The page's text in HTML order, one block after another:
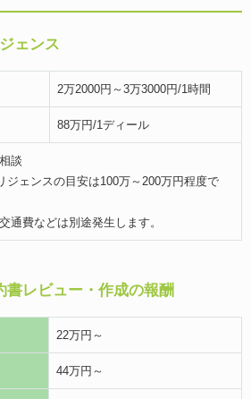
ェンス
2万2000円～3万3000円/1時間
88万円/1ディール
談
ジェンスの目安は100万～200万円程度で
通費などは別途発生します。
書レビュー・作成の報酬
22万円～
44万円～